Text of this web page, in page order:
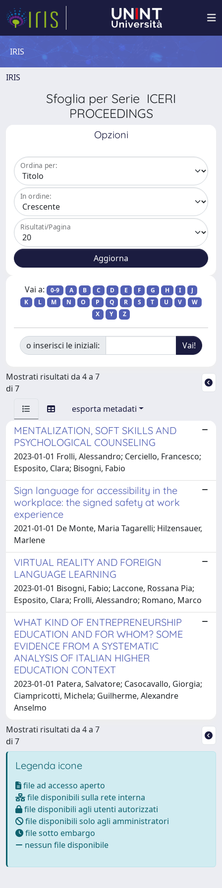
IRIS
IRIS
Sfoglia per Serie ICERI
PROCEEDINGS
Opzioni
Ordina per:
In ordine:
Risultati/Pagina
Vai a: 0-9 A B C D E F G H I
J
K
L M N O P Q R S T U V
W
X
Y Z
o inserisci le iniziali:
Mostrati risultati da 4 a 7
di 7
esporta metadati
MENTALIZATION, SOFT SKILLS AND
PSYCHOLOGICAL COUNSELING
2023-01-01 Frolli, Alessandro; Cerciello, Francesco;
Esposito, Clara; Bisogni, Fabio
Sign language for accessibility in the
workplace: the signed safety at work
experience
2021-01-01 De Monte, Maria Tagarelli; Hilzensauer,
Marlene
VIRTUAL REALITY AND FOREIGN
LANGUAGE LEARNING
2023-01-01 Bisogni, Fabio; Laccone, Rossana Pia;
Esposito, Clara; Frolli, Alessandro; Romano, Marco
WHAT KIND OF ENTREPRENEURSHIP
EDUCATION AND FOR WHOM? SOME
EVIDENCE FROM A SYSTEMATIC
ANALYSIS OF ITALIAN HIGHER
EDUCATION CONTEXT
2023-01-01 Patera, Salvatore; Casocavallo, Giorgia;
Ciampricotti, Michela; Guilherme, Alexandre
Anselmo
Mostrati risultati da 4 a 7
di 7
Legenda icone
file ad accesso aperto
file disponibili sulla rete interna
file disponibili agli utenti autorizzati
file disponibili solo agli amministratori
file sotto embargo
nessun file disponibile